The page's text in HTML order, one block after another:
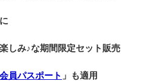
しみ♪な期間限定セット販売
会員パスポート 」も適用